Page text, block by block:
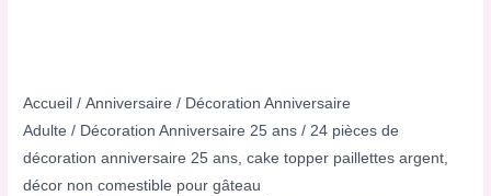
Accueil /Anniversaire / Décoration Anniversaire
Adulte / Décoration Anniversaire 25 ans / 24 pièces de
décoration anniversaire 25 ans, cake topper paillettes argent,
décor non comestible pour gâteau